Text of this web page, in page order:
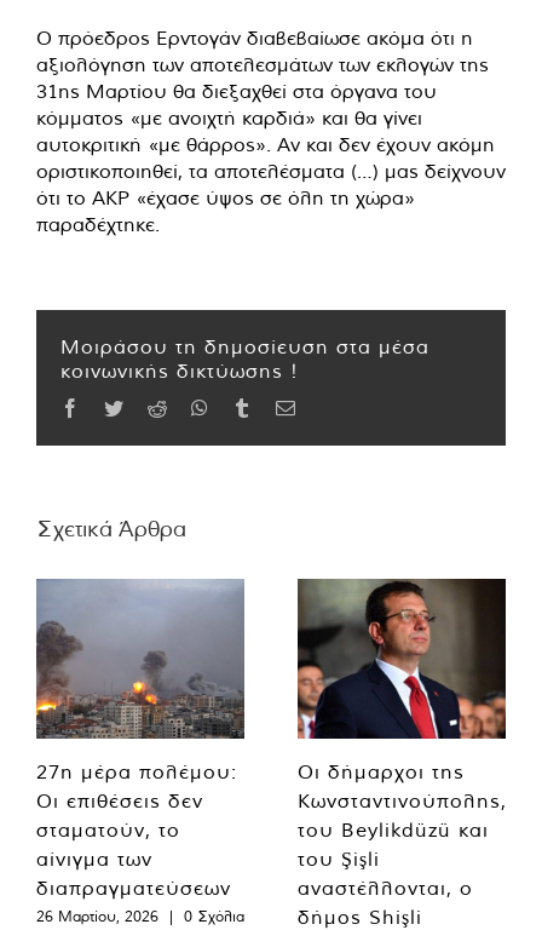
Ο πρόεδρος Ερντογάν διαβεβαίωσε ακόμα ότι η
αξιολόγηση των αποτελεσμάτων των εκλογών της
31ης Μαρτίου θα διεξαχθεί στα όργανα του
κόμματος «με ανοιχτή καρδιά» και θα γίνει
αυτοκριτική «με θάρρος». Αν και δεν έχουν ακόμη
οριστικοποιηθεί, τα αποτελέσματα (…) μας δείχνουν
ότι το ΑΚΡ «έχασε ύψος σε όλη τη χώρα»
παραδέχτηκε.
Μοιράσου τη δημοσίευση στα μέσα
κοινωνικής δικτύωσης !
Facebook
TwitterReddit WhatsApp
TumblrEmail
Σχετικά Άρθρα
27η μέρα πολέμου:
Οι επιθέσεις δεν
σταματούν, το
αίνιγμα των
διαπραγματεύσεων
26 Μαρτίου, 2026 | 0 Σχόλια
Οι δήμαρχοι της
Κωνσταντινούπολης,
του Beylikdüzü και
του Şişli
αναστέλλονται, ο
δήμος Shişli